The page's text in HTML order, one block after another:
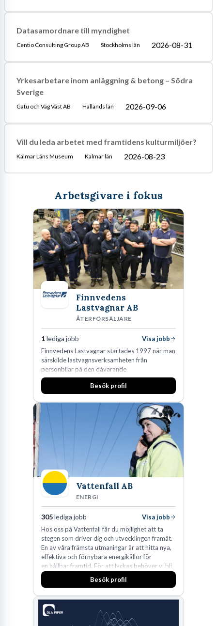
Datasamordnare till myndighet
Centio Consulting Group AB Stockholms län 2026-08-31
Yrkesarbetare inom anläggning & betong – Södra
Sverige
Gatu och Väg Väst AB Hallands län 2026-09-06
Vill du leda arbetet med framtidens kulturmiljöer?
Kalmar Läns Museum Kalmar län 2026-08-23
Arbetsgivare i fokus
Finnvedens
Lastvagnar AB
ÅTERFÖRSÄLJARE
1lediga jobb
Visa jobb
Finnvedens Lastvagnar startades 1997 när man
särskilde lastvagnsverksamheten från
personbilar på den dåvarande
huvudanläggningen i Värnamo. Sedan dess har
man expanderat kraftigt genom ett antal
den största privata återförsäljaren av Volvo
Lastvagnar och finns representerade på 20
orter i södra Sverige.
Besök profil
Vattenfall AB
ENERGI
305lediga jobb
Visa jobb
Hos oss på Vattenfall får du möjlighet att ta
stegen som driver dig och utvecklingen framåt.
En av våra främsta utmaningar är att hitta nya,
effektiva och förnybara energikällor för
en hållbar framtid. För att lyckas behöver vi bli
fler medarbetare som vill göra skillnad.
Besök profil